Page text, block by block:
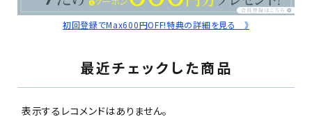
初回登録でMax600円OFF!特典の詳細を見る 》
最近チェックした商品
表示するレコメンドはありません。